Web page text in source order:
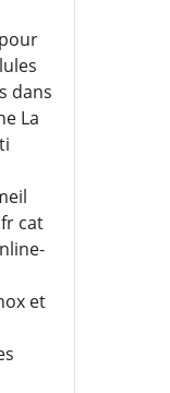
dans
La
cat
et